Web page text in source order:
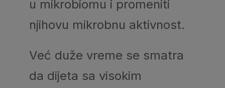
u mikrobiomu i promeniti
njihovu mikrobnu aktivnost.
Već duže vreme se smatra
da dijeta sa visokim